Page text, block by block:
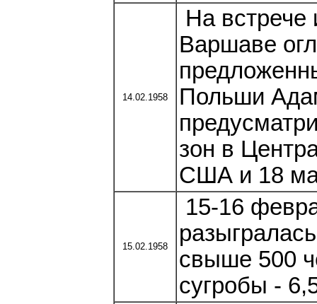
14.02.1958
На встрече
Варшаве
Польши
зон в
США и 18
15.02.1958
15-16
свыше 500
сугробы -